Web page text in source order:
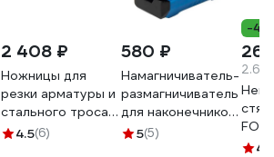
2 408 ₽
Ножницы для
резки арматуры и
стального троса
NEO Tools 190 мм
4.5(6)
580 ₽
Намагничиватель-
размагничиватель
для наконечников
KING TONY 76MBH
5(5)
-
2.69
4.4